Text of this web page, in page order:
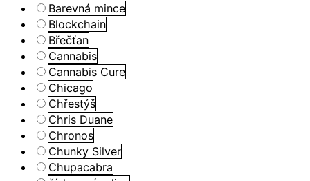
Barevná mince
Blockchain
Břečťan
Cannabis
Cannabis Cure
Chicago
Chřestýš
Chris Duane
Chronos
Chunky Silver
Chupacabra